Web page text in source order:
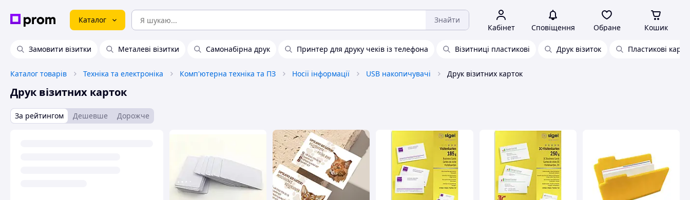
Каталог Знайти
Кабінет Сповіщення Обране Кошик
Замовити візитки Металеві візитки Самонабірна друк Принтер для друку чеків із телефона Візитниці пластикові Друк візиток Пластикові
Каталог товарів Техніка та електроніка Комп'ютерна техніка та ПЗ Носії інформації USB накопичувачі Друк візитних карток
Друк візитних карток
За рейтингом Дешевше Дорожче